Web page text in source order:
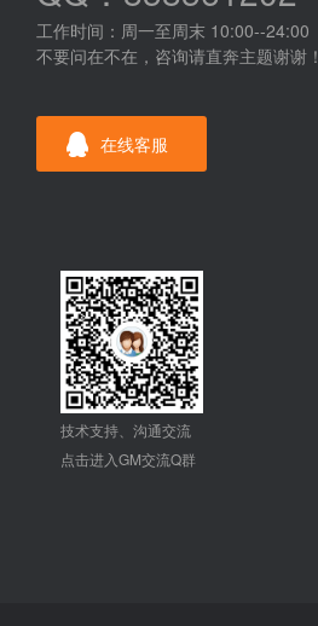
工作时间：周一至周末 10:00--24:00
不要问在不在，咨询请直奔主题谢谢！
在线客服
技术支持、沟通交流
点击进入GM交流Q群